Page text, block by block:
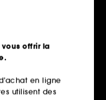
offrir la
en ligne
utilisent des